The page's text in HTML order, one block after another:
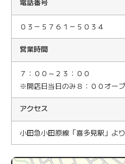
電話番号
０３－５７６１－５０３４
営業時間
７：００～２３：００
※開店日当日のみ８：００オー
アクセス
小田急小田原線「喜多見駅」よ